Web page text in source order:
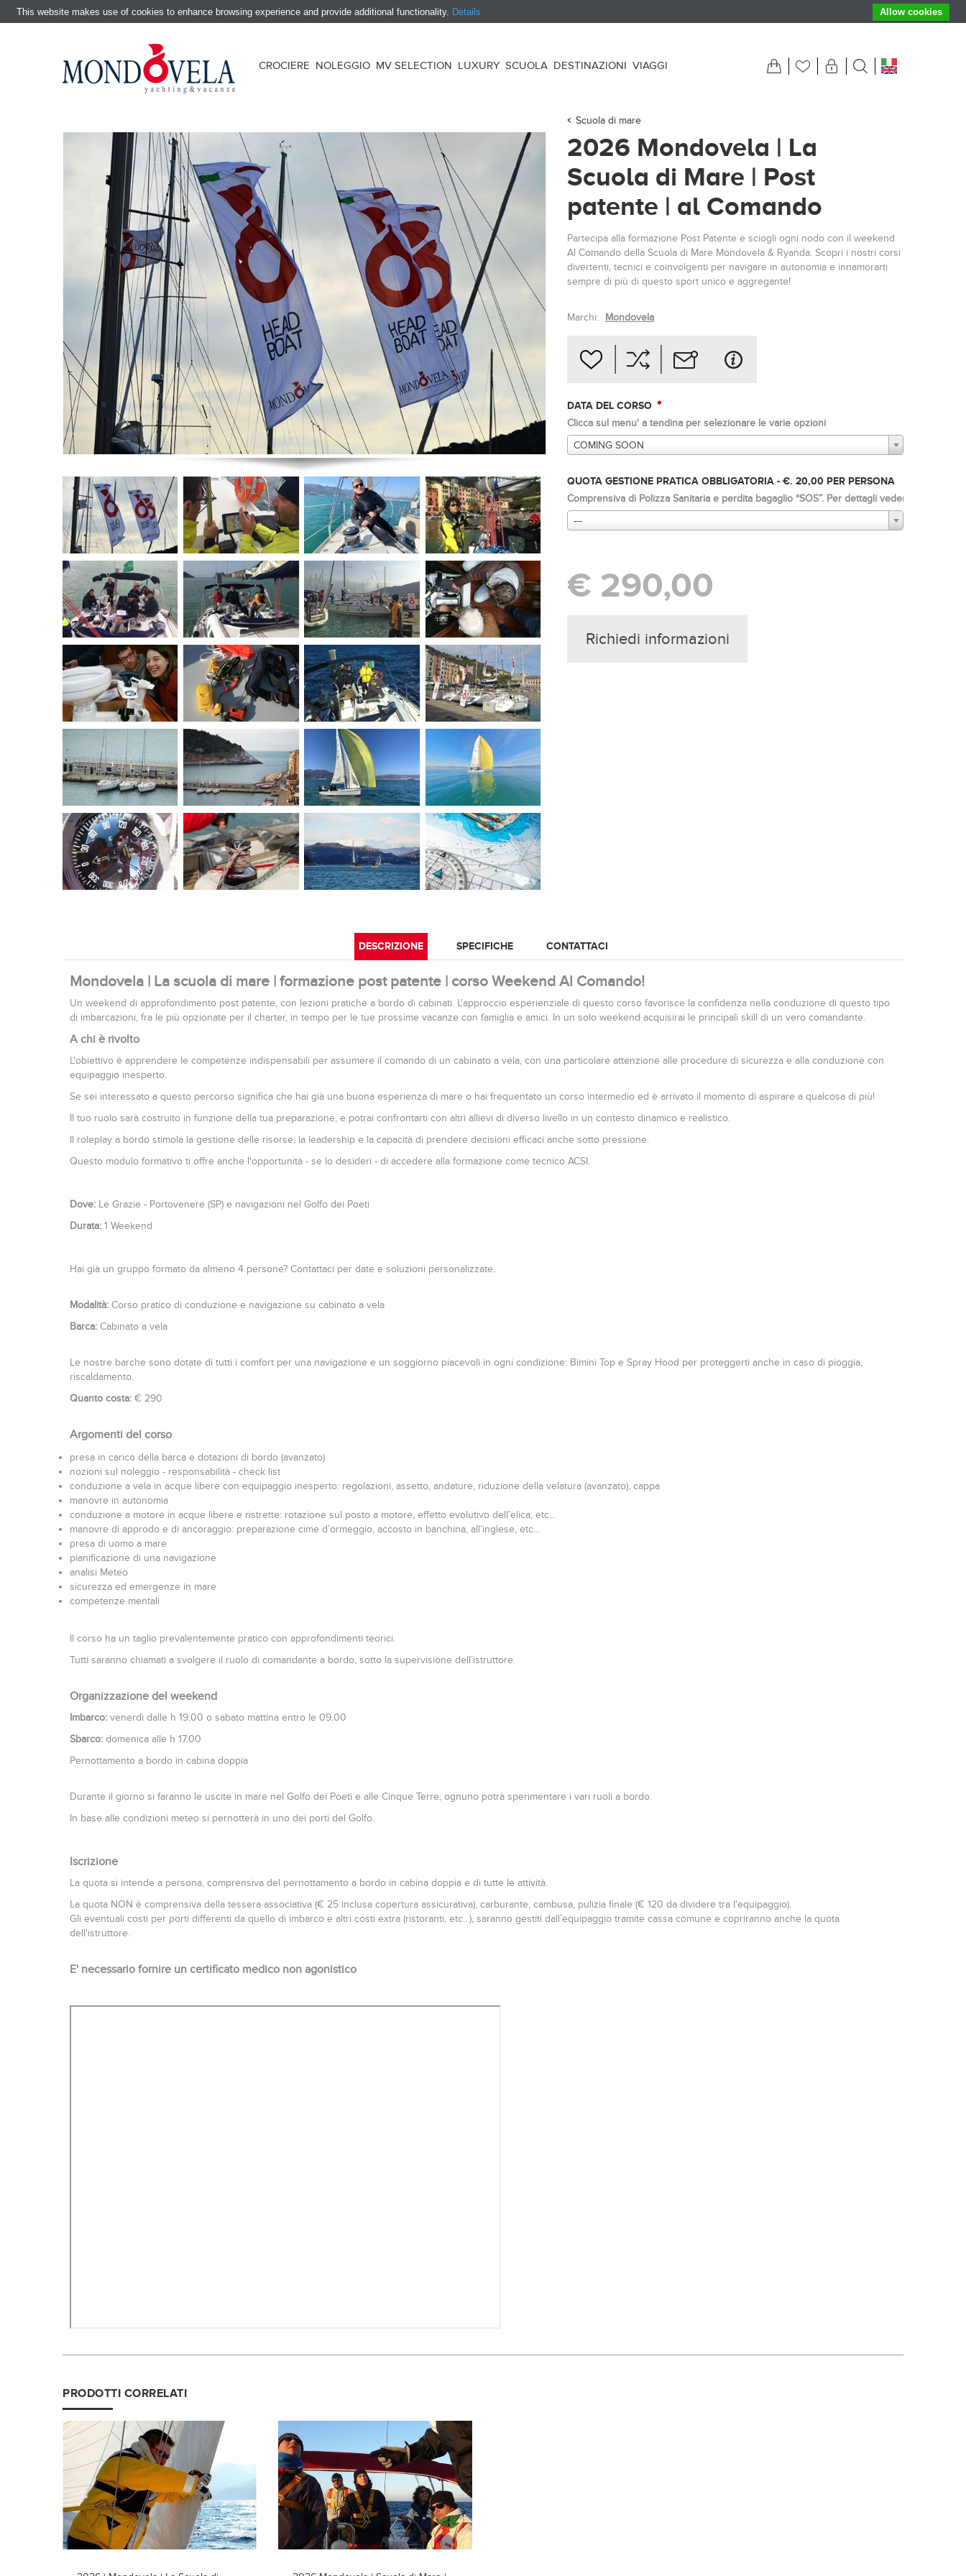
CROCIERE NOLEGGIO MV SELECTION LUXURY SCUOLA DESTINAZIONI VIAGGI
Scuola di mare
2026 Mondovela | La
Scuola di Mare | Post
patente | al Comando
Partecipa alla formazione Post Patente e sciogli ogni nodo con il weekend
Al Comando della Scuola di Mare Mondovela & Ryanda. Scopri i nostri corsi
divertenti, tecnici e coinvolgenti per navigare in autonomia e innamorarti
sempre di più di questo sport unico e aggregante!
Marchi: Mondovela
DATA DEL CORSO *
Clicca sul menu' a tendina per selezionare le varie opzioni
COMING SOON
QUOTA GESTIONE PRATICA OBBLIGATORIA - €. 20,00 PER PERSONA
Comprensiva di Polizza Sanitaria e perdita bagaglio “SOS”. Per dettagli vedere "tariffe e
---
€ 290,00
Richiedi informazioni
DESCRIZIONE SPECIFICHE CONTATTACI
Mondovela | La scuola di mare | formazione post patente | corso Weekend Al Comando!
Un weekend di approfondimento post patente, con lezioni pratiche a bordo di cabinati. L'approccio esperienziale di questo corso favorisce la confidenza nella conduzione di questo tipo
di imbarcazioni, fra le più opzionate per il charter, in tempo per le tue prossime vacanze con famiglia e amici. In un solo weekend acquisirai le principali skill di un vero comandante.
A chi è rivolto
L'obiettivo è apprendere le competenze indispensabili per assumere il comando di un cabinato a vela, con una particolare attenzione alle procedure di sicurezza e alla conduzione con
equipaggio inesperto.
Se sei interessato a questo percorso significa che hai già una buona esperienza di mare o hai frequentato un corso intermedio ed è arrivato il momento di aspirare a qualcosa di più!
Il tuo ruolo sarà costruito in funzione della tua preparazione, e potrai confrontarti con altri allievi di diverso livello in un contesto dinamico e realistico.
Il roleplay a bordo stimola la gestione delle risorse, la leadership e la capacità di prendere decisioni efficaci anche sotto pressione.
Questo modulo formativo ti offre anche l'opportunità - se lo desideri - di accedere alla formazione come tecnico ACSI.
Dove: Le Grazie - Portovenere (SP) e navigazioni nel Golfo dei Poeti
Durata: 1 Weekend
Hai già un gruppo formato da almeno 4 persone? Contattaci per date e soluzioni personalizzate.
Modalità: Corso pratico di conduzione e navigazione su cabinato a vela
Barca: Cabinato a vela
Le nostre barche sono dotate di tutti i comfort per una navigazione e un soggiorno piacevoli in ogni condizione: Bimini Top e Spray Hood per proteggerti anche in caso di pioggia,
riscaldamento.
Quanto costa: € 290
Argomenti del corso
presa in carico della barca e dotazioni di bordo (avanzato)
nozioni sul noleggio - responsabilità - check list
conduzione a vela in acque libere con equipaggio inesperto: regolazioni, assetto, andature, riduzione della velatura (avanzato), cappa
manovre in autonomia
conduzione a motore in acque libere e ristrette: rotazione sul posto a motore, effetto evolutivo dell’elica, etc...
manovre di approdo e di ancoraggio: preparazione cime d’ormeggio, accosto in banchina, all’inglese, etc…
presa di uomo a mare
pianificazione di una navigazione
analisi Meteo
sicurezza ed emergenze in mare
competenze mentali
Il corso ha un taglio prevalentemente pratico con approfondimenti teorici.
Tutti saranno chiamati a svolgere il ruolo di comandante a bordo, sotto la supervisione dell’istruttore.
Organizzazione del weekend
Imbarco: venerdì dalle h 19.00 o sabato mattina entro le 09.00
Sbarco: domenica alle h 17.00
Pernottamento a bordo in cabina doppia
Durante il giorno si faranno le uscite in mare nel Golfo dei Poeti e alle Cinque Terre; ognuno potrà sperimentare i vari ruoli a bordo.
In base alle condizioni meteo si pernotterà in uno dei porti del Golfo.
Iscrizione
La quota si intende a persona, comprensiva del pernottamento a bordo in cabina doppia e di tutte le attività.
La quota NON è comprensiva della tessera associativa (€ 25 inclusa copertura assicurativa), carburante, cambusa, pulizia finale (€ 120 da dividere tra l'equipaggio).
Gli eventuali costi per porti differenti da quello di imbarco e altri costi extra (ristoranti, etc...), saranno gestiti dall’equipaggio tramite cassa comune e copriranno anche la quota
dell'istruttore.
E' necessario fornire un certificato medico non agonistico
PRODOTTI CORRELATI
This website makes use of cookies to enhance browsing experience and provide additional functionality. Details Allow cookies